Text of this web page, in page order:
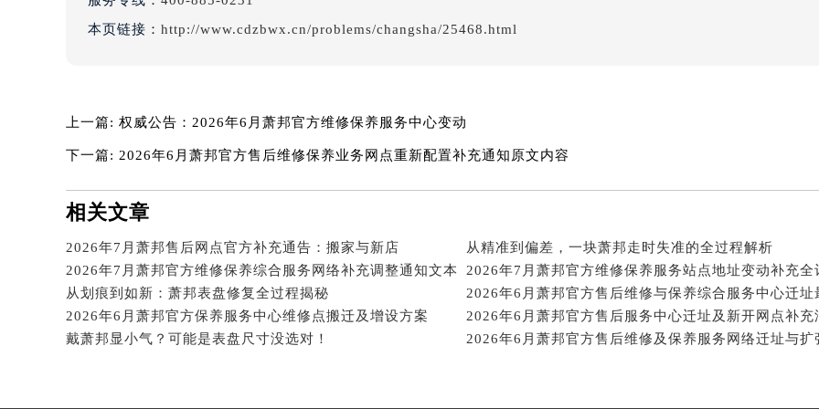
辽宁省铁岭市银州区南马路萧邦售后服务中心（需提前预约）
辽宁省营口市站前区市府路与渤海大街交叉口萧邦售后服务中心（需提前预约）
北京市东城区东长安街1号王府井东方广场W3座6层602室萧邦售后服务中心（需提前预约）
河北省保定市竞秀区朝阳北大街北国先天下萧邦售后服务中心（需提前预约）
内蒙古自治区赤峰市红山区哈达街萧邦售后服务中心（需提前预约）
内蒙古自治区鄂尔多斯市东胜区伊金霍洛街萧邦售后服务中心（需提前预约）
内蒙古自治区呼伦贝尔市海拉尔区中央街萧邦售后服务中心（需提前预约）
内蒙古自治区通辽市科尔沁区明仁大街萧邦售后服务中心（需提前预约）
本页链接： http://www.cdzbwx.cn/problems/changsha/25468.html
上一篇: 权威公告：2026年6月萧邦官方维修保养服务中心变动
下一篇: 2026年6月萧邦官方售后维修保养业务网点重新配置补充通知原文内容
相关文章
2026年7月萧邦售后网点官方补充通告：搬家与新店
从精准到偏差，一块萧邦走时失准的全过程解析
2026年7月萧邦官方维修保养综合服务网络补充调整通知文本
从划痕到如新：萧邦表盘修复全过程揭秘
2026年6月萧邦官方保养服务中心维修点搬迁及增设方案
2026年6月萧邦官方售后服务中心迁址及新开网点补充
戴萧邦显小气？可能是表盘尺寸没选对！